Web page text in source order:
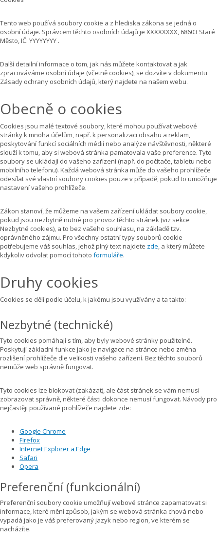
Tento web používá soubory cookie a z hlediska zákona se jedná o
osobní údaje. Správcem těchto osobních údajů je XXXXXXXX, 68603 Staré
Město, IČ: YYYYYYYY .
Další detailní informace o tom, jak nás můžete kontaktovat a jak
zpracováváme osobní údaje (včetně cookies), se dozvíte v dokumentu
Zásady ochrany osobních údajů, který najdete na našem webu.
Obecně o cookies
Cookies jsou malé textové soubory, které mohou používat webové
stránky k mnoha účelům, např. k personalizaci obsahu a reklam,
poskytování funkcí sociálních médií nebo analýze návštěvnosti, některé
slouží k tomu, aby si webová stránka pamatovala vaše preference. Tyto
soubory se ukládají do vašeho zařízení (např. do počítače, tabletu nebo
mobilního telefonu). Každá webová stránka může do vašeho prohlížeče
odesílat své vlastní soubory cookies pouze v případě, pokud to umožňuje
nastavení vašeho prohlížeče.
Zákon stanoví, že můžeme na vašem zařízení ukládat soubory cookie,
pokud jsou nezbytně nutné pro provoz těchto stránek (viz sekce
Nezbytné cookies), a to bez vašeho souhlasu, na základě tzv.
oprávněného zájmu. Pro všechny ostatní typy souborů cookie
potřebujeme váš souhlas, jehož plný text najdete zde , a který můžete
kdykoliv odvolat pomocí tohoto formuláře.
Druhy cookies
Cookies se dělí podle účelu, k jakému jsou využívány a ta takto:
Nezbytné (technické)
Tyto cookies pomáhají s tím, aby byly webové stránky použitelné.
Poskytují základní funkce jako je navigace na stránce nebo změna
rozlišení prohlížeče dle velikosti vašeho zařízení. Bez těchto souborů
nemůže web správně fungovat.
Tyto cookies lze blokovat (zakázat), ale část stránek se vám nemusí
zobrazovat správně, některé části dokonce nemusí fungovat. Návody pro
nejčastěji používané prohlížeče najdete zde:
Google Chrome
Firefox
Internet Explorer a Edge
Safari
Opera
Preferenční (funkcionální)
Preferenční soubory cookie umožňují webové stránce zapamatovat si
informace, které mění způsob, jakým se webová stránka chová nebo
vypadá jako je váš preferovaný jazyk nebo region, ve kterém se
nacházíte.